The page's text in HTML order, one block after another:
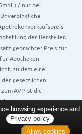
/ nur bei
der Hersteller.
gebrachter Preis für
Apotheken
zu dem eine
der gesetzlichen
AVP ist die
browsing experience and
Privacy policy
Allow cookies